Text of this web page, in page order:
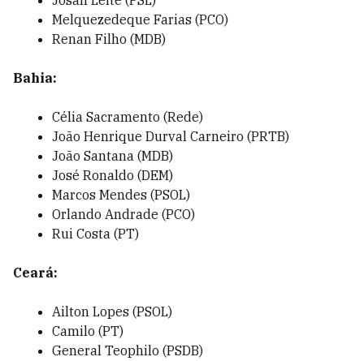
Melquezedeque Farias (PCO)
Renan Filho (MDB)
Bahia:
Célia Sacramento (Rede)
João Henrique Durval Carneiro (PRTB)
João Santana (MDB)
José Ronaldo (DEM)
Marcos Mendes (PSOL)
Orlando Andrade (PCO)
Rui Costa (PT)
Ceará:
Ailton Lopes (PSOL)
Camilo (PT)
General Teophilo (PSDB)